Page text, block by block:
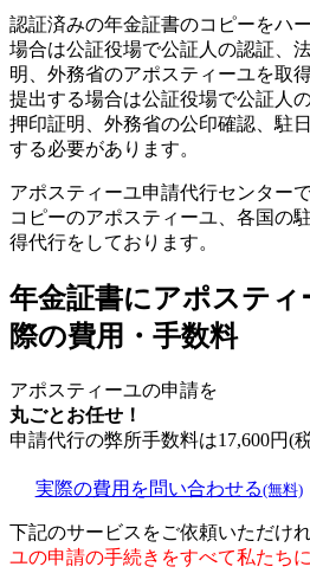
認証済みの年金証書のコピーをハ
場合は公証役場で公証人の認証、
明、外務省のアポスティーユを取
提出する場合は公証役場で公証人
押印証明、外務省の公印確認、駐
する必要があります。
アポスティーユ申請代行センター
コピーのアポスティーユ、各国の
得代行をしております。
年金証書にアポスティ
際の費用・手数料
アポスティーユの申請を
丸ごとお任せ！
申請代行の弊所手数料は17,600円(
実際の費用を問い合わせる(無料)
下記のサービスをご依頼いただけれ
ユの申請の手続きをすべて私たち